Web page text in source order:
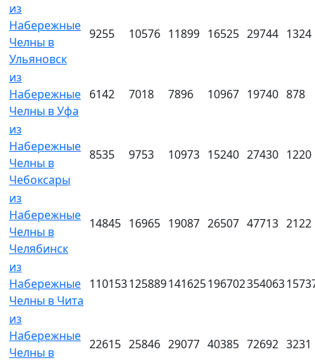
из
Набережные
Челны в
Ульяновск
9255 10576 11899 16525 29744 1324
из
Набережные
Челны в Уфа
6142 7018 7896 10967 19740 878
из
Набережные
Челны в
Чебоксары
8535 9753 10973 15240 27430 1220
из
Набережные
Челны в
Челябинск
14845 16965 19087 26507 47713 2122
из
Набережные
Челны в Чита
110153125889141625196702354063
из
Набережные
Челны в
22615 25846 29077 40385 72692 3231